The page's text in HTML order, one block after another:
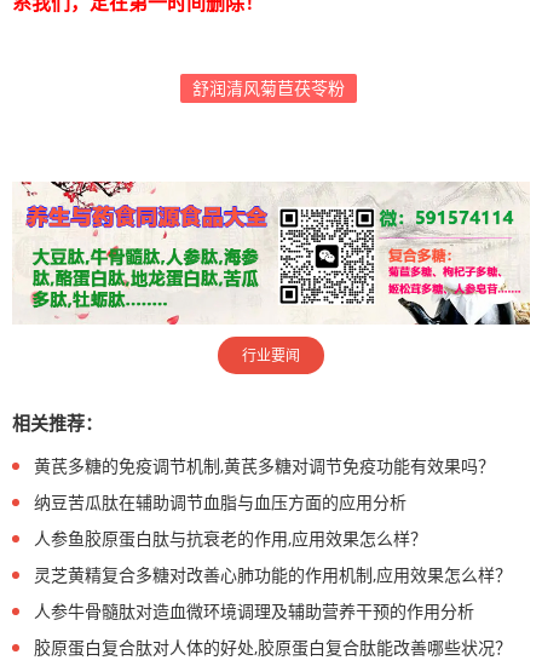
舒润清风菊苣茯苓粉
行业要闻
相关推荐：
黄芪多糖的免疫调节机制,黄芪多糖对调节免疫功能有效果吗？
纳豆苦瓜肽在辅助调节血脂与血压方面的应用分析
人参鱼胶原蛋白肽与抗衰老的作用,应用效果怎么样？
灵芝黄精复合多糖对改善心肺功能的作用机制,应用效果怎么样？
人参牛骨髓肽对造血微环境调理及辅助营养干预的作用分析
胶原蛋白复合肽对人体的好处,胶原蛋白复合肽能改善哪些状况？